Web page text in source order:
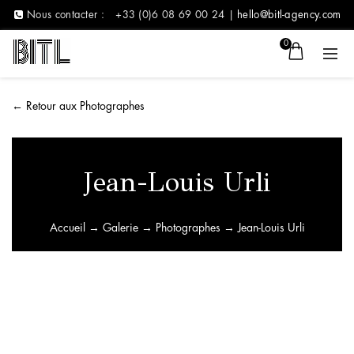
Nous contacter : +33 (0)6 08 69 00 24 | hello@bitl-agency.com
0
← Retour aux Photographes
Jean-Louis Urli
Accueil → Galerie→ Photographes → Jean-Louis Urli